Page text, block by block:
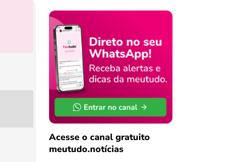
Acesse o canal gratuito
meutudo.notícias